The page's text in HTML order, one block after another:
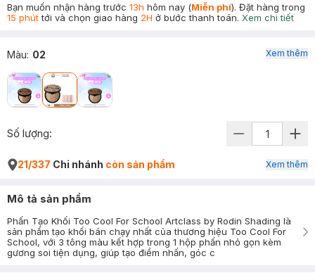
Bạn muốn nhận hàng trước 13h hôm nay (Miễn phí). Đặt hàng trong
15 phúttới và chọn giao hàng 2H ở bước thanh toán. Xem chi tiết
Màu: 02 Xem thêm
Số lượng:
21/337 Chi nhánh còn sản phẩm Xem thêm
Mô tả sản phẩm
Phấn Tạo Khối Too Cool For School Artclass by Rodin Shading là
sản phẩm tạo khối bán chạy nhất của thương hiệu Too Cool For
School, với 3 tông màu kết hợp trong 1 hộp phấn nhỏ gọn kèm
gương soi tiện dụng, giúp tạo điểm nhấn, góc c